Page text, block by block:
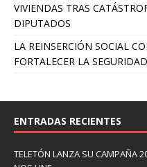
VIVIENDAS TRAS
DIPUTADOS
LA REINSERCIÓN SOCIAL
FORTALECER LA
ENTRADAS RECIENTES
TELETÓN LANZA SU CAMPAÑA